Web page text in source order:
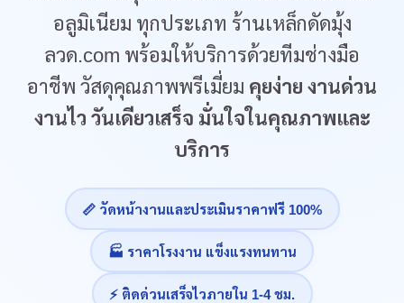
อลูมิเนียม ทุกประเภท ร้านเหล็กดัดมุ้ง
ลวด.com พร้อมให้บริการด้วยทีมช่างมือ
อาชีพ วัสดุคุณภาพพรีเมี่ยม คุยง่าย งานด่วน
งานไว วันเดียวเสร็จ มั่นใจในคุณภาพและ
บริการ
📏 วัดหน้างานและประเมินราคาฟรี 100%
🏭 ราคาโรงงาน แข็งแรงทนทาน
⚡ ติดด่วนเสร็จไวภายใน 1-4 ชม.